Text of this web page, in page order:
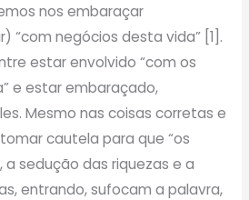
nos embaraçar
“com negócios desta vida” [1].
estar envolvido “com os
e estar embaraçado,
Mesmo nas coisas corretas e
cautela para que “os
sedução das riquezas e a
entrando, sufocam a palavra,